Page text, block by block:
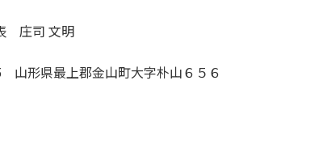
庄司 文明
形県最上郡金山町大字朴山６５６